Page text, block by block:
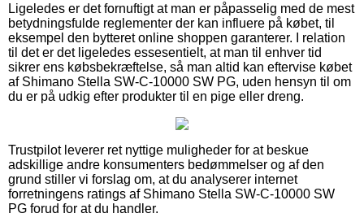
Ligeledes er det fornuftigt at man er påpasselig med de mest
betydningsfulde reglementer der kan influere på købet, til
eksempel den bytteret online shoppen garanterer. I relation
til det er det ligeledes essesentielt, at man til enhver tid
sikrer ens købsbekræftelse, så man altid kan eftervise købet
af Shimano Stella SW-C-10000 SW PG, uden hensyn til om
du er på udkig efter produkter til en pige eller dreng.
Trustpilot leverer ret nyttige muligheder for at beskue
adskillige andre konsumenters bedømmelser og af den
grund stiller vi forslag om, at du analyserer internet
forretningens ratings af Shimano Stella SW-C-10000 SW
PG forud for at du handler.